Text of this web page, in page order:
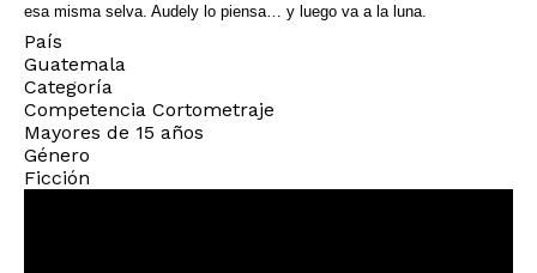
esa misma selva. Audely lo piensa… y luego va a la luna.
País
Guatemala
Categoría
Competencia Cortometraje
Mayores de 15 años
Género
Ficción